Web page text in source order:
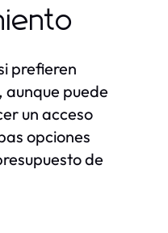
prefieren
puede
un acceso
opciones
de